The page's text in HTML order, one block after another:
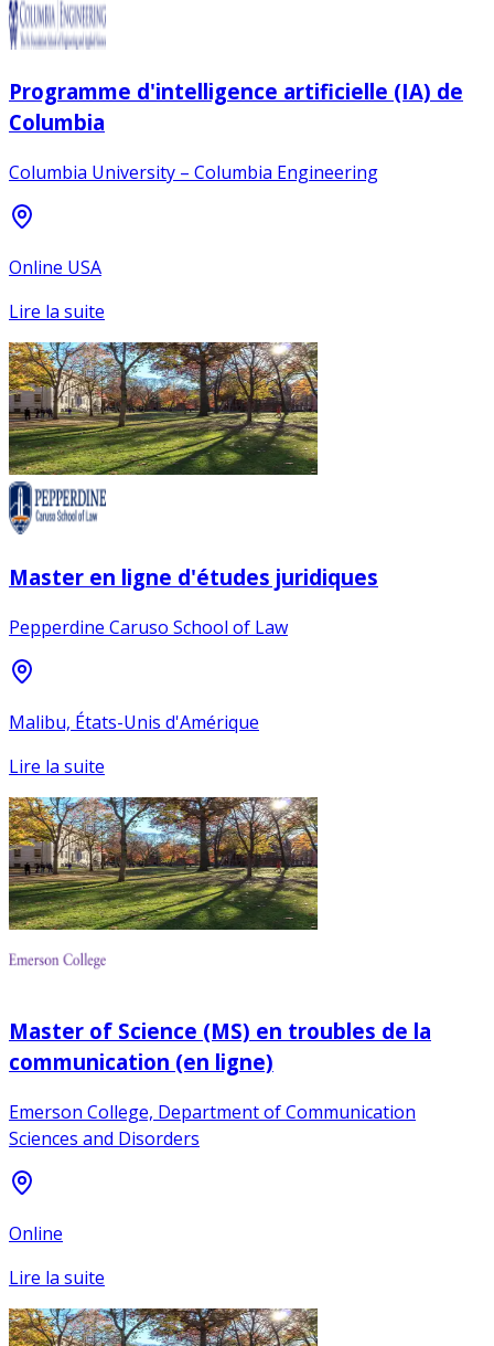
Programme d'intelligence artificielle (IA) de
Columbia
Columbia University – Columbia Engineering
Online USA
Lire la suite
Master en ligne d'études juridiques
Pepperdine Caruso School of Law
Malibu, États-Unis d'Amérique
Lire la suite
Master of Science (MS) en troubles de la
communication (en ligne)
Emerson College, Department of Communication
Sciences and Disorders
Online
Lire la suite